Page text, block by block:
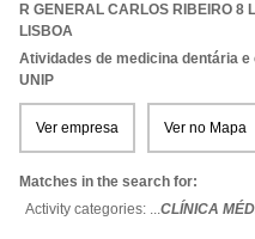
R GENERAL CARLOS RIBEIRO 8
LISBOA
Atividades de medicina dentária e
UNIP
Ver empresa Ver no Mapa
Matches in the search for:
Activity categories: ...CLÍNICA